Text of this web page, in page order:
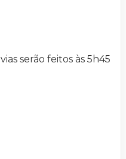
serão feitos às 5h45